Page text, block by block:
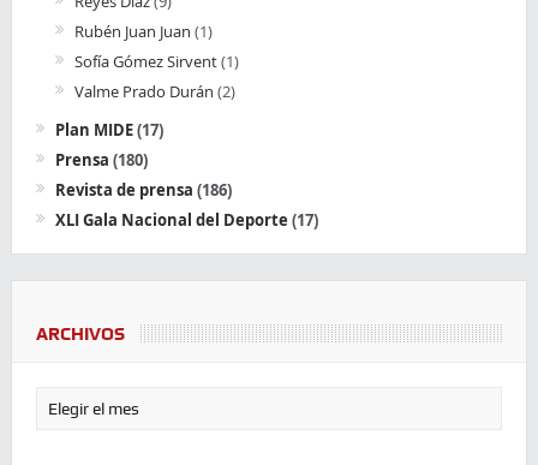
Rubén Juan Juan (1)
Sofía Gómez Sirvent(1)
Valme Prado Durán (2)
Plan MIDE(17)
Prensa (180)
Revista de prensa (186)
XLI Gala Nacional del Deporte (17)
ARCHIVOS